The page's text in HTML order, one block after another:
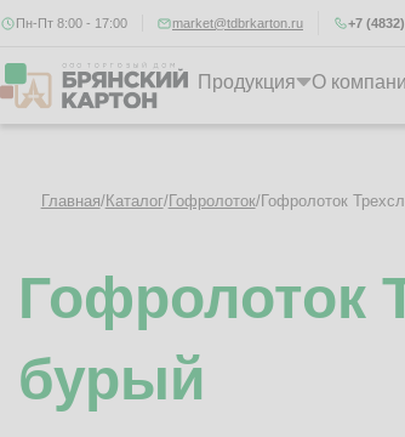
Пн-Пт 8:00 - 17:00 market@tdbrkarton.ru +7
Продукция О
Главная/Каталог/Гофролоток/Гофролоток
Гофролоток
бурый